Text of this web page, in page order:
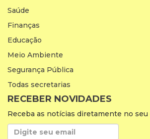
Saúde
Finanças
Educação
Meio Ambiente
Segurança Pública
Todas secretarias
RECEBER NOVIDADES
Receba as notícias diretamente no seu